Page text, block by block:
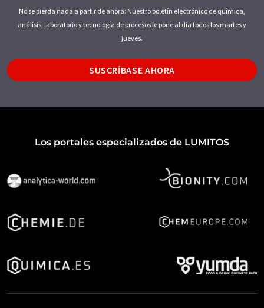
No se pierda nada a partir de ahora: Nuestro boletín electrónico de química,
análisis, laboratorio y tecnología de procesos le pone al día todos los martes y
jueves.
SUSCRÍBASE AHORA
Los portales especializados de LUMITOS